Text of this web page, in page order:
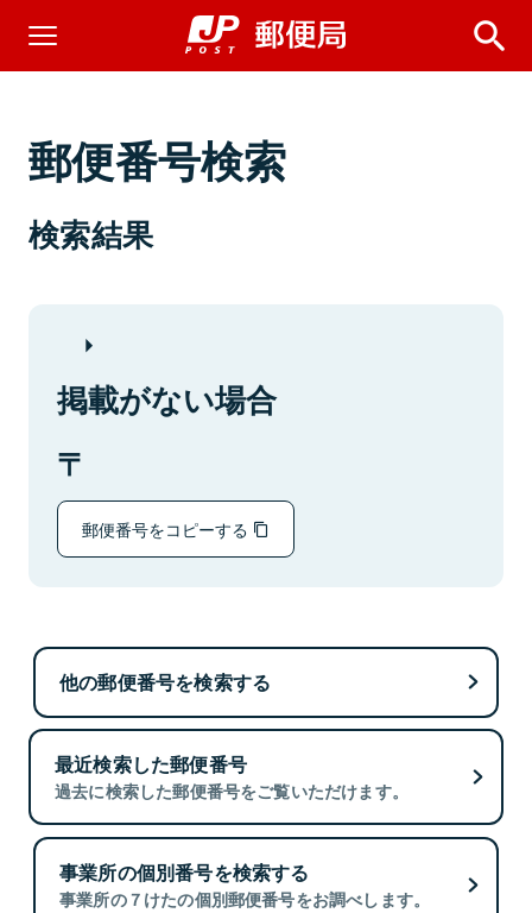
郵便番号検索
検索結果
掲載がない場合
郵便番号をコピーする
他の郵便番号を検索する
最近検索した郵便番号
過去に検索した郵便番号をご覧いただけます。
事業所の個別番号を検索する
事業所の７けたの個別郵便番号をお調べします。